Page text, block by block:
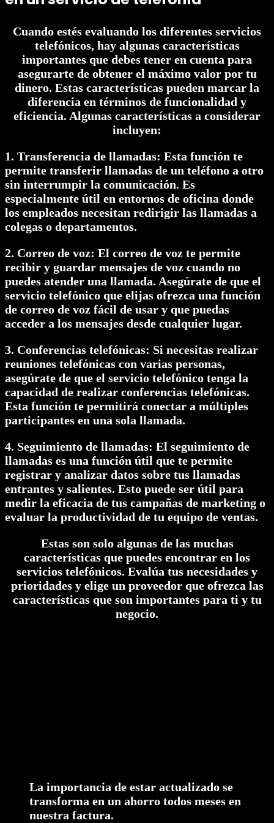
Cuando estés evaluando los diferentes servicios
telefónicos, hay algunas características
importantes que debes tener en cuenta para
asegurarte de obtener el máximo valor por tu
dinero. Estas características pueden marcar la
diferencia en términos de funcionalidad y
eficiencia. Algunas características a considerar
incluyen:
1. Transferencia de llamadas: Esta función te
permite transferir llamadas de un teléfono a otro
sin interrumpir la comunicación. Es
especialmente útil en entornos de oficina donde
los empleados necesitan redirigir las llamadas a
colegas o departamentos.
2. Correo de voz: El correo de voz te permite
recibir y guardar mensajes de voz cuando no
puedes atender una llamada. Asegúrate de que el
servicio telefónico que elijas ofrezca una función
de correo de voz fácil de usar y que puedas
acceder a los mensajes desde cualquier lugar.
3. Conferencias telefónicas: Si necesitas realizar
reuniones telefónicas con varias personas,
asegúrate de que el servicio telefónico tenga la
capacidad de realizar conferencias telefónicas.
Esta función te permitirá conectar a múltiples
participantes en una sola llamada.
4. Seguimiento de llamadas: El seguimiento de
llamadas es una función útil que te permite
registrar y analizar datos sobre tus llamadas
entrantes y salientes. Esto puede ser útil para
medir la eficacia de tus campañas de marketing o
evaluar la productividad de tu equipo de ventas.
Estas son solo algunas de las muchas
características que puedes encontrar en los
servicios telefónicos. Evalúa tus necesidades y
prioridades y elige un proveedor que ofrezca las
características que son importantes para ti y tu
negocio.
La importancia de estar actualizado se
transforma en un ahorro todos meses en
nuestra factura.